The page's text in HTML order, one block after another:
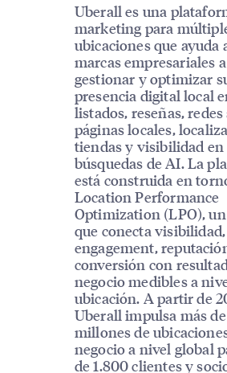
Uberall es una
marketing para
ubicaciones que ayuda
marcas empresariales a
gestionar y optimizar
presencia digital local
listados, reseñas, redes
páginas locales,
tiendas y visibilidad en
búsquedas de AI. La
está construida en
Location Performance
Optimization (LPO),
que conecta visibilidad,
engagement,
conversión con
negocio medibles a
ubicación. A partir de
Uberall impulsa más de
millones de
negocio a nivel global
de 1.800 clientes y